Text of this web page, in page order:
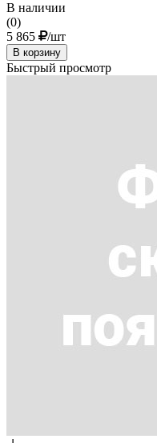
В наличии
(0)
5 865
/шт
В корзину
Быстрый просмотр